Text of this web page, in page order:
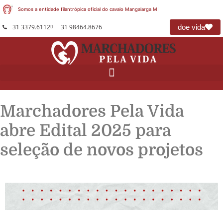
Somos a entidade filantrópica oficial do cavalo Mangalarga Marc
31 3379.6112 31 98464.8676 doe vida
Marchadores Pela Vida
abre Edital 2025 para
seleção de novos projetos